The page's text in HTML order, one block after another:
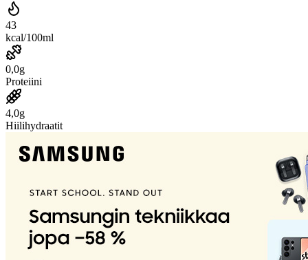
43
kcal/100ml
0,0g
Proteiini
4,0g
Hiilihydraatit